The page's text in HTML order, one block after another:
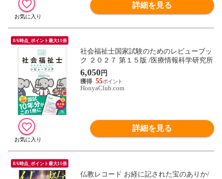
詳細を見る
8/6時点_ポイント最大11倍
社会福祉士国家試験のためのレビューブッ
ク ２０２７ 第１５版 /医療情報科学研究所
6,050円
55
HonyaClub.com
詳細を見る
8/6時点_ポイント最大11倍
仏教レコード お経に記された宝のありか/